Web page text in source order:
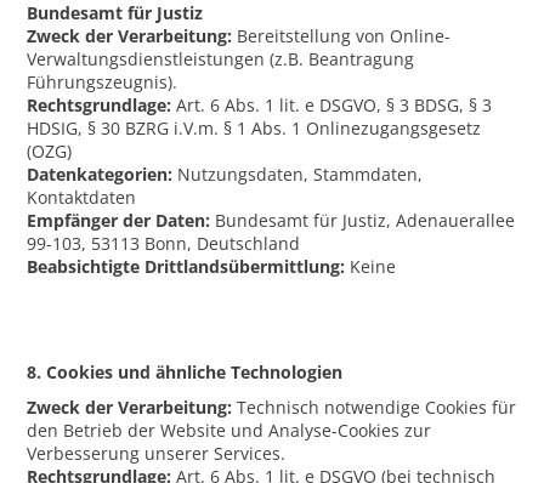
Bundesamt für Justiz
Zweck der Verarbeitung: Bereitstellung von Online-
Verwaltungsdienstleistungen (z.B. Beantragung
Führungszeugnis).
Rechtsgrundlage: Art. 6 Abs. 1 lit. e DSGVO, § 3 BDSG, § 3
HDSIG, § 30 BZRG i.V.m. § 1 Abs. 1 Onlinezugangsgesetz
(OZG)
Datenkategorien: Nutzungsdaten, Stammdaten,
Kontaktdaten
Empfänger der Daten: Bundesamt für Justiz, Adenauerallee
99-103, 53113 Bonn, Deutschland
Beabsichtigte Drittlandsübermittlung: Keine
8. Cookies und ähnliche Technologien
Zweck der Verarbeitung: Technisch notwendige Cookies für
den Betrieb der Website und Analyse-Cookies zur
Verbesserung unserer Services.
Rechtsgrundlage: Art. 6 Abs. 1 lit. e DSGVO (bei technisch